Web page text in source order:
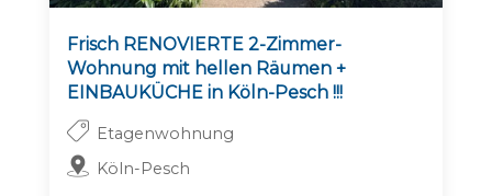
Frisch RENOVIERTE 2-Zimmer-
Wohnung mit hellen Räumen +
EINBAUKÜCHE in Köln-Pesch !!!
Etagenwohnung
Köln-Pesch